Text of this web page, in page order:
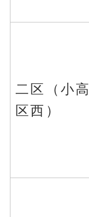
二区（小高
区西）